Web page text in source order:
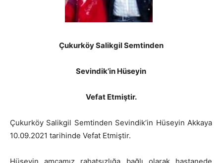
Çukurköy Salikgil Semtinden
Sevindik’in Hüseyin
Vefat Etmiştir.
Çukurköy Salikgil Semtinden Sevindik’in Hüseyin Akkaya
10.09.2021 tarihinde Vefat Etmiştir.